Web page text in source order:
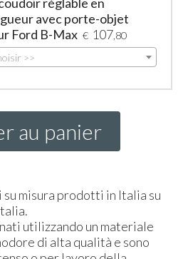
avec porte-objet
Ford B-Max € 107 ,80
>>
au panier
misura prodotti in Italia su
utilizzando un materiale
di alta qualità e sono